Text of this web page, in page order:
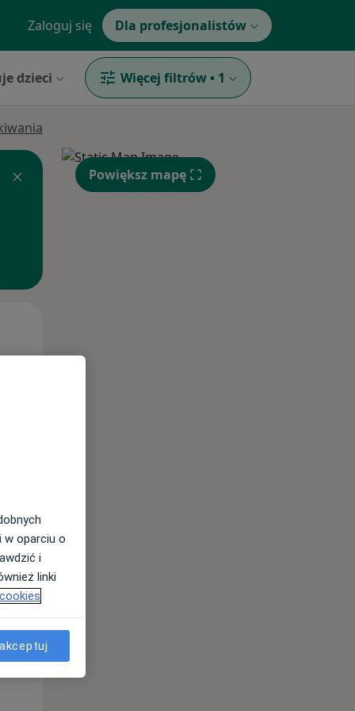
Zaloguj się Dla profesjonalistów
dzieci Więcej filtrów • 1
Wt,
Powiększ mapę
w oparciu o
i
linki